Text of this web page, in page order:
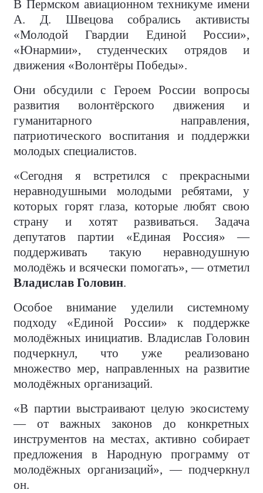
В Пермском авиационном техникуме имени
А. Д. Швецова собрались активисты
«Молодой Гвардии Единой России»,
«Юнармии», студенческих отрядов и
движения «Волонтёры Победы».
Они обсудили с Героем России вопросы
развития волонтёрского движения и
гуманитарного направления,
патриотического воспитания и поддержки
молодых специалистов.
«Сегодня я встретился с прекрасными
неравнодушными молодыми ребятами, у
которых горят глаза, которые любят свою
страну и хотят развиваться. Задача
депутатов партии «Единая Россия» —
поддерживать такую неравнодушную
молодёжь и всячески помогать», — отметил
Владислав Головин.
Особое внимание уделили системному
подходу «Единой России» к поддержке
молодёжных инициатив. Владислав Головин
подчеркнул, что уже реализовано
множество мер, направленных на развитие
молодёжных организаций.
«В партии выстраивают целую экосистему
— от важных законов до конкретных
инструментов на местах, активно собирает
предложения в Народную программу от
молодёжных организаций», — подчеркнул
он.